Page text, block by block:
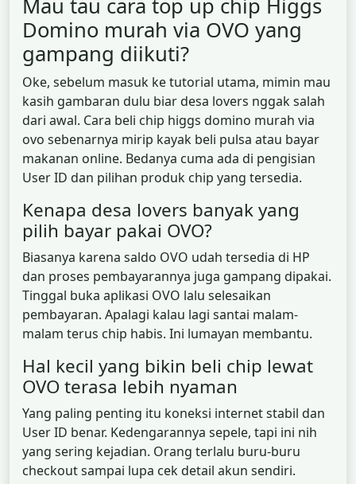
Mau tau cara top up chip Higgs
Domino murah via OVO yang
gampang diikuti?
Oke, sebelum masuk ke tutorial utama, mimin mau
kasih gambaran dulu biar desa lovers nggak salah
dari awal. Cara beli chip higgs domino murah via
ovo sebenarnya mirip kayak beli pulsa atau bayar
makanan online. Bedanya cuma ada di pengisian
User ID dan pilihan produk chip yang tersedia.
Kenapa desa lovers banyak yang
pilih bayar pakai OVO?
Biasanya karena saldo OVO udah tersedia di HP
dan proses pembayarannya juga gampang dipakai.
Tinggal buka aplikasi OVO lalu selesaikan
pembayaran. Apalagi kalau lagi santai malam-
malam terus chip habis. Ini lumayan membantu.
Hal kecil yang bikin beli chip lewat
OVO terasa lebih nyaman
Yang paling penting itu koneksi internet stabil dan
User ID benar. Kedengarannya sepele, tapi ini nih
yang sering kejadian. Orang terlalu buru-buru
checkout sampai lupa cek detail akun sendiri.